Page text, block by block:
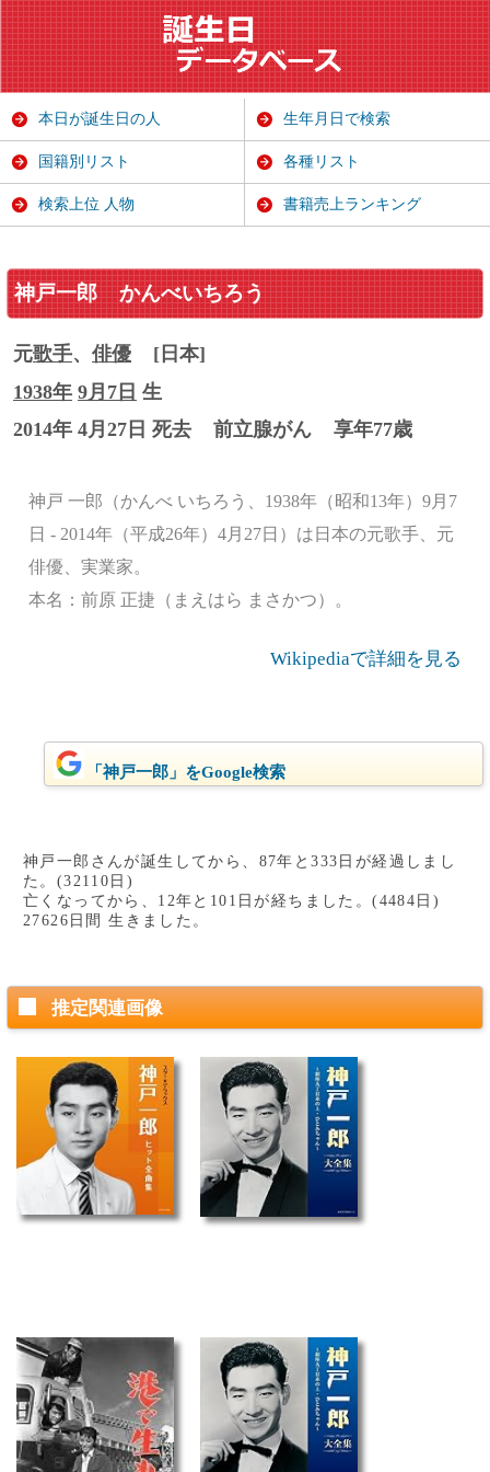
神戸一郎 かんべいちろう
元歌手、 俳優
[日本]
1938年 9月7日 生
2014年 4月27日 死去
前立腺がん 享年77歳
神戸 一郎（かんべ いちろう、1938年（昭和13年）9月7
日 - 2014年（平成26年）4月27日）は日本の元歌手、元
俳優、実業家。
本名：前原 正捷（まえはら まさかつ）。
Wikipediaで詳細を見る
「神戸一郎」をGoogle検索
神戸一郎さんが誕生してから、87年と333日が経過しまし
た。(32110日)
亡くなってから、12年と101日が経ちました。(4484日)
27626日間 生きました。
推定関連画像
本日が誕生日の人 生年月日で検索
国籍別リスト 各種リスト
検索上位 人物 書籍売上ランキング